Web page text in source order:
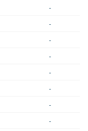
-
-
-
-
-
-
-
-